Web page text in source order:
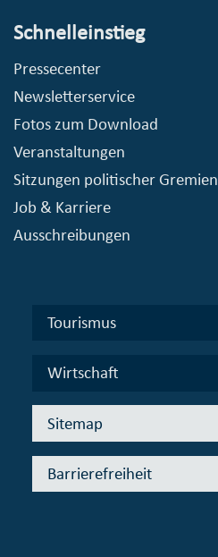
Schnelleinstieg
Pressecenter
Newsletterservice
Fotos zum Download
Veranstaltungen
Sitzungen politischer Gremien
Job & Karriere
Ausschreibungen
Tourismus
Wirtschaft
Sitemap
Barrierefreiheit